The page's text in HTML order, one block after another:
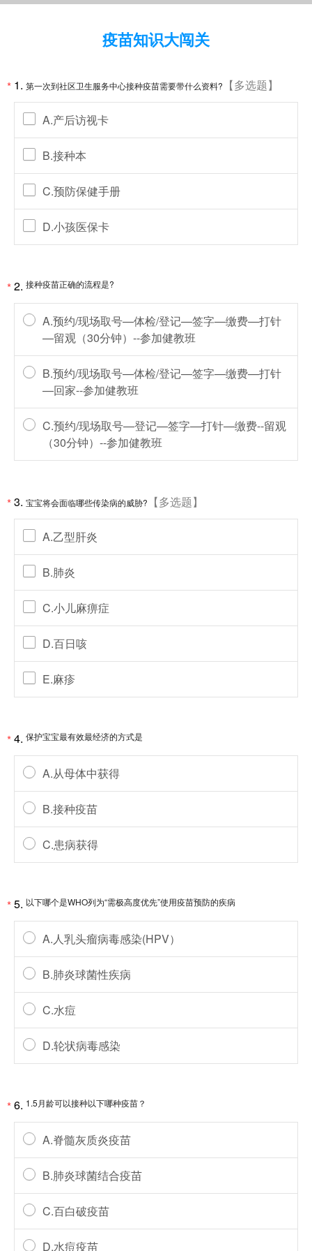
疫苗知识大闯关
* 1. 第一次到社区卫生服务中心接种疫苗需要带什么资料? 【多选题】
A.产后访视卡
B.接种本
C.预防保健手册
D.小孩医保卡
*2. 接种疫苗正确的流程是?
A.预约/现场取号—体检/登记—签字—缴费—打针
—留观（30分钟）--参加健教班
B.预约/现场取号—体检/登记—签字—缴费—打针
—回家--参加健教班
C.预约/现场取号—登记—签字—打针—缴费--留观
（30分钟）--参加健教班
*3. 宝宝将会面临哪些传染病的威胁? 【多选题】
A.乙型肝炎
B.肺炎
C.小儿麻痹症
D.百日咳
E.麻疹
*4. 保护宝宝最有效最经济的方式是
A.从母体中获得
B.接种疫苗
C.患病获得
*5. 以下哪个是WHO列为“需极高度优先”使用疫苗预防的疾病
A.人乳头瘤病毒感染(HPV）
B.肺炎球菌性疾病
C.水痘
D.轮状病毒感染
*6. 1.5月龄可以接种以下哪种疫苗？
A.脊髓灰质炎疫苗
B.肺炎球菌结合疫苗
C.百白破疫苗
D.水痘疫苗